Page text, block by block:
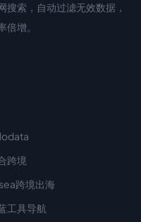
索，自动过滤无效数据，
增。
跨境
跨境出海
工具导航